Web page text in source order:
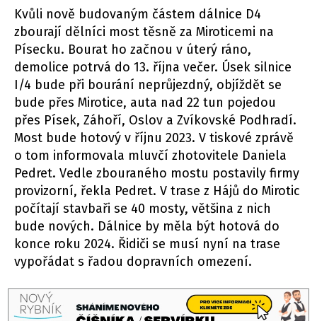
Kvůli nově budovaným částem dálnice D4
zbourají dělníci most těsně za Miroticemi na
Písecku. Bourat ho začnou v úterý ráno,
demolice potrvá do 13. října večer. Úsek silnice
I/4 bude při bourání neprůjezdný, objíždět se
bude přes Mirotice, auta nad 22 tun pojedou
přes Písek, Záhoří, Oslov a Zvíkovské Podhradí.
Most bude hotový v říjnu 2023. V tiskové zprávě
o tom informovala mluvčí zhotovitele Daniela
Pedret. Vedle zbouraného mostu postavily firmy
provizorní, řekla Pedret. V trase z Hájů do Mirotic
počítají stavbaři se 40 mosty, většina z nich
bude nových. Dálnice by měla být hotová do
konce roku 2024. Řidiči se musí nyní na trase
vypořádat s řadou dopravních omezení.